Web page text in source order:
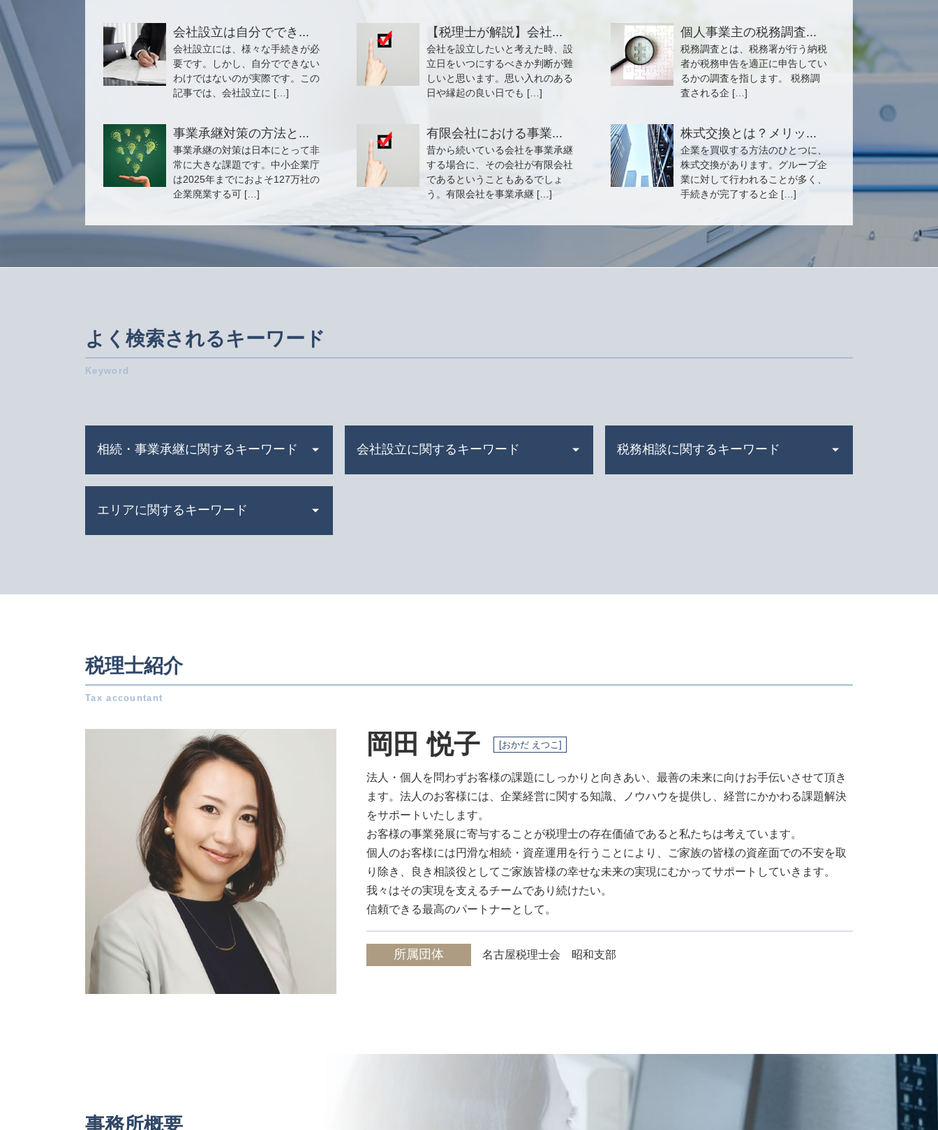
会社設立は自分ででき...
会社設立には、様々な手続きが必
要です。しかし、自分でできない
わけではないのが実際です。この
記事では、会社設立に […]
【税理士が解説】会社...
会社を設立したいと考えた時、設
立日をいつにするべきか判断が難
しいと思います。思い入れのある
日や縁起の良い日でも […]
個人事業主の税務調査...
税務調査とは、税務署が行う納税
者が税務申告を適正に申告してい
るかの調査を指します。 税務調
査される企 […]
事業承継対策の方法と...
事業承継の対策は日本にとって非
常に大きな課題です。中小企業庁
は2025年までにおよそ127万社の
企業廃業する可 […]
有限会社における事業...
昔から続いている会社を事業承継
する場合に、その会社が有限会社
であるということもあるでしょ
う。有限会社を事業承継 […]
株式交換とは？メリッ...
企業を買収する方法のひとつに、
株式交換があります。グループ企
業に対して行われることが多く、
手続きが完了すると企 […]
よく検索されるキーワード
相続・事業承継に関するキーワード
相続税 非課税
特別 受益
贈与税 申告 必要書類
小規模宅地の特例 相続税
自社株買い メリット デメリット
相続税 計算 土地
株式 譲渡 とは
相続税 いくらから
吸収合併 契約 承継
会社設立に関するキーワード
定款 認証
補助金申請 代行 違法
法人 税金 種類
起業 助成金
会社設立 補助金
発起 設立
資金調達 方法
税務相談に関するキーワード
法人税 赤字
還付申告 期限
税務書類 作成
税務調査 法人
エリアに関するキーワード
会社設立 一宮市 相談
事業承継 名古屋市 相談
税務相談 日進市 税理士
相続 日進市 税理士
事業承継 日進市 税理士
税務相談 岐阜県 税理士
事業承継 一宮市 相談
相続 一宮市 税理士
相続 愛知県 税理士
税務相談 稲沢市 税理士
会社設立 一宮市 税理士
事業承継 岐阜県 税理士
相続 岐阜県 税理士
税理士紹介
岡田 悦子 [おかだ えつこ]
法人・個人を問わずお客様の課題にしっかりと向きあい、最善の未来に向けお手伝いさせて頂き
ます。法人のお客様には、企業経営に関する知識、ノウハウを提供し、経営にかかわる課題解決
をサポートいたします。
お客様の事業発展に寄与することが税理士の存在価値であると私たちは考えています。
個人のお客様には円滑な相続・資産運用を行うことにより、ご家族の皆様の資産面での不安を取
り除き、良き相談役としてご家族皆様の幸せな未来の実現にむかってサポートしていきます。
我々はその実現を支えるチームであり続けたい。
信頼できる最高のパートナーとして。
所属団体 名古屋税理士会 昭和支部
事務所概要